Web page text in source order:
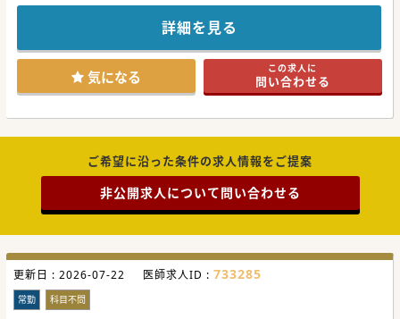
■多職種と連携し、患者やその家族を大切に思える誠実で責
任感のある人材を幅広く求めております。
■在宅医療特有の不確実性に対して、規律を重んじつつも柔
軟に対応できる楽観的な医師が必要としています。
【やりがい】
■緩和医療専門医や日本在宅医療連合学会の専門医資格の取
得が可能であり、専門性の高いスキルが磨けます。
医療の最前線で貢献できる大きな喜びがあります。
■未経験からでも訪問診療の技術を習得でき、これまでの診
【職場環境と雰囲気】
■共助の精神を持ち、チーム全体で互いに助け合いながら困
難を乗り越える良好な雰囲気が築かれています。
■完全週休2日制で年間休日が120日以上あり、仕事と私生活
■産前産後休暇や育児休暇に加えて看護休暇や介護休暇も整
#秋入職可
詳細を見る
気になる この求人に
問い合わせる
ご希望に沿った条件の求人情報をご提案
非公開求人について問い合わせる
更新日 : 2026-07-22 医師求人ID : 733285
常勤 科目不問